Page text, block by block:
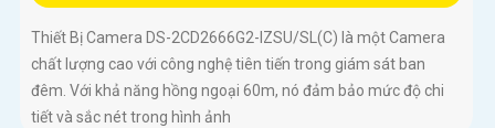
Thiết Bị Camera DS-2CD2666G2-IZSU/SL(C) là một Camera
chất lượng cao với công nghệ tiên tiến trong giám sát ban
đêm. Với khả năng hồng ngoại 60m, nó đảm bảo mức độ chi
tiết và sắc nét trong hình ảnh